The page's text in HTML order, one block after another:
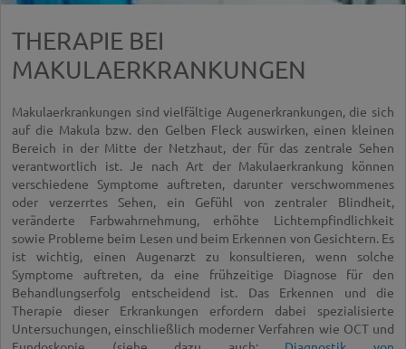
THERAPIE BEI
MAKULAERKRANKUNGEN
Makulaerkrankungen sind vielfältige Augenerkrankungen, die sich
auf die Makula bzw. den Gelben Fleck auswirken, einen kleinen
Bereich in der Mitte der Netzhaut, der für das zentrale Sehen
verantwortlich ist. Je nach Art der Makulaerkrankung können
verschiedene Symptome auftreten, darunter verschwommenes
oder verzerrtes Sehen, ein Gefühl von zentraler Blindheit,
veränderte Farbwahrnehmung, erhöhte Lichtempfindlichkeit
sowie Probleme beim Lesen und beim Erkennen von Gesichtern. Es
ist wichtig, einen Augenarzt zu konsultieren, wenn solche
Symptome auftreten, da eine frühzeitige Diagnose für den
Behandlungserfolg entscheidend ist. Das Erkennen und die
Therapie dieser Erkrankungen erfordern dabei spezialisierte
Untersuchungen, einschließlich moderner Verfahren wie OCT und